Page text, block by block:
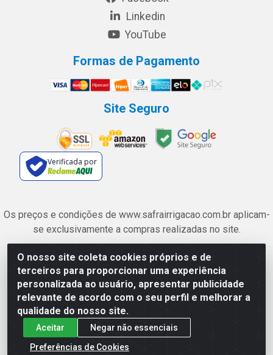
O nosso site coleta cookies próprios e de
terceiros para proporcionar uma experiência
personalizada ao usuário, apresentar publicidade
relevante de acordo com o seu perfil e melhorar a
qualidade do nosso site.
Aceitar
Negar não essenciais
Preferências de Cookies
Linkedin
YouTube
Formas de Pagamento
Site Seguro
Verificada por
Os preços e condições de www.safrairrigacao.com.br aplicam-
se exclusivamente a compras realizadas no site.
Safra Agrícola e Pecuária LTDA - Avenida Castelo Branco, 5330 -
Esplanada dos Anicuns, Goiânia/GO - CEP 74.433-205 - CNPJ
06.315.490/0001-00